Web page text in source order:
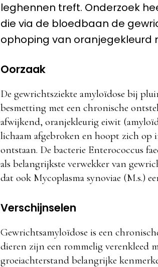
leghennen treft. Onderzoek
die via de bloedbaan de
ophoping van oranjegekleurd
Oorzaak
De gewrichtsziekte amyloïdose bij
besmetting met een chronische
afwijkend, oranjekleurig eiwit
lichaam afgebroken en hoopt zich
ontstaan. De bacterie Enterococcus
als belangrijkste verwekker van
dat ook Mycoplasma synoviae (M.s.)
Verschijnselen
Gewrichtsamyloïdose is een
dieren zijn een rommelig verenkleed
groeiachterstand belangrijke